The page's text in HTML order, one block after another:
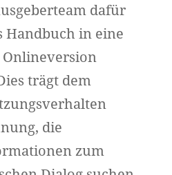
dafür
Handbuch in eine
trägt dem
die
zum